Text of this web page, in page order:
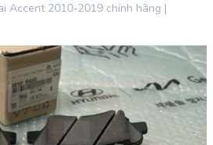
Accent 2010-2019 chính hãng |